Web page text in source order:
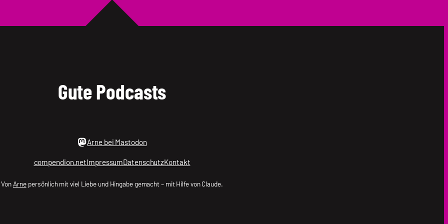
|
.holger
Gute Podcasts
Arne bei Mastodon
compendion.netImpressumDatenschutzKontakt
VonArnepersönlich mit viel Liebe und Hingabe gemacht – mit Hilfe von Claude.